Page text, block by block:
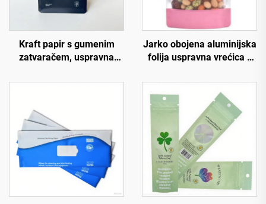
Kraft papir s gumenim
zatvaračem, uspravna
pakiranje kave, vrećica za
Jarko obojena aluminijska
folija uspravna vrećica s
gumenim zatvaračem,
crna, bijela, crvena,
zelena, plava Mylar
vrećica